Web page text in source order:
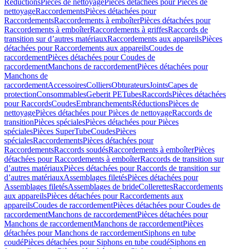
RéductionsPièces de nettoyagePièces détachées pour Pièces de
nettoyageRaccordementsPièces détachées pour
RaccordementsRaccordements à emboîterPièces détachées pour
Raccordements à emboîterRaccordements à griffesRaccords de
transition sur d’autres matériauxRaccordements aux appareilsPièces
détachées pour Raccordements aux appareilsCoudes de
raccordementPièces détachées pour Coudes de
raccordementManchons de raccordementPièces détachées pour
Manchons de
raccordementAccessoiresColliersObturateursJointsCapes de
protectionConsommablesGeberit PETubesRaccordsPièces détachées
pour RaccordsCoudesEmbranchementsRéductionsPièces de
nettoyagePièces détachées pour Pièces de nettoyageRaccords de
transitionPièces spécialesPièces détachées pour Pièces
spécialesPièces SuperTubeCoudesPièces
spécialesRaccordementsPièces détachées pour
RaccordementsRaccords soudésRaccordements à emboîterPièces
détachées pour Raccordements à emboîterRaccords de transition sur
d’autres matériauxPièces détachées pour Raccords de transition sur
d’autres matériauxAssemblages filetésPièces détachées pour
Assemblages filetésAssemblages de brideCollerettesRaccordements
aux appareilsPièces détachées pour Raccordements aux
appareilsCoudes de raccordementPièces détachées pour Coudes de
raccordementManchons de raccordementPièces détachées pour
Manchons de raccordementManchons de raccordementPièces
détachées pour Manchons de raccordementSiphons en tube
coudéPièces détachées pour Siphons en tube coudéSiphons en